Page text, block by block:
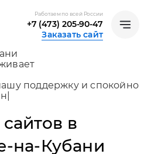
Работаем по всей России
+7 (473) 205-90-47
Заказать сайт
и помог |
в
на-Кубани